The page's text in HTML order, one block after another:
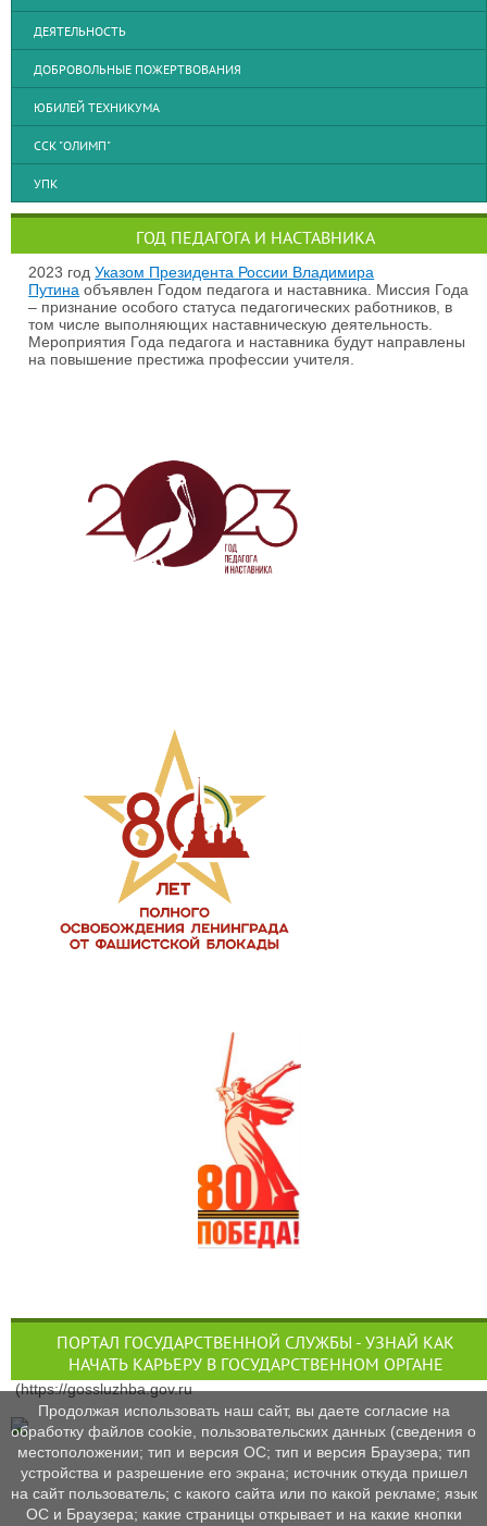
ДЕЯТЕЛЬНОСТЬ
ДОБРОВОЛЬНЫЕ ПОЖЕРТВОВАНИЯ
ЮБИЛЕЙ ТЕХНИКУМА
ССК "ОЛИМП"
УПК
ГОД ПЕДАГОГА И НАСТАВНИКА
2023 годУказом Президента России Владимира
Путина объявлен Годом педагога и наставника. Миссия Года
– признание особого статуса педагогических работников, в
том числе выполняющих наставническую деятельность.
Мероприятия Года педагога и наставника будут направлены
на повышение престижа профессии учителя.
ПОРТАЛ ГОСУДАРСТВЕННОЙ СЛУЖБЫ - УЗНАЙ КАК
НАЧАТЬ КАРЬЕРУ В ГОСУДАРСТВЕННОМ ОРГАНЕ
(https://gossluzhba.gov.ru
Продолжая использовать наш сайт, вы даете согласие на
обработку файлов cookie, пользовательских данных (сведения о
местоположении; тип и версия ОС; тип и версия Браузера; тип
устройства и разрешение его экрана; источник откуда пришел
на сайт пользователь; с какого сайта или по какой рекламе; язык
ОС и Браузера; какие страницы открывает и на какие кнопки